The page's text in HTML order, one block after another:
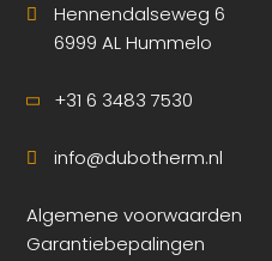
Hennendalseweg 6
6999 AL Hummelo
+31 6 3483 7530
info@dubotherm.nl
Algemene voorwaarden
Garantiebepalingen